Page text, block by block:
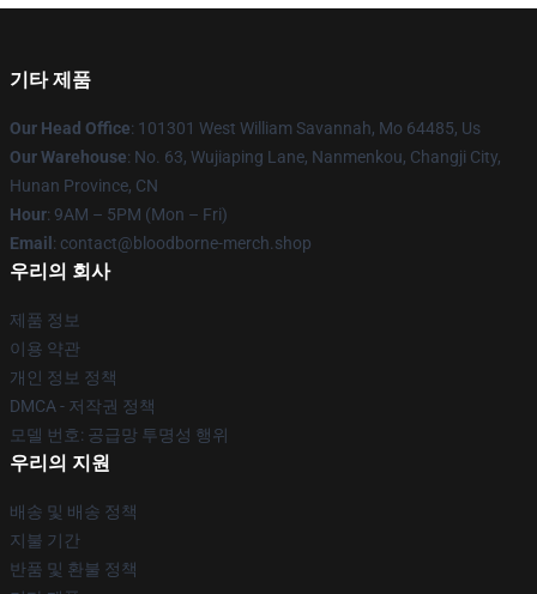
기타 제품
Our Head Office: 101301 West William Savannah, Mo 64485, Us
Our Warehouse: No. 63, Wujiaping Lane, Nanmenkou, Changji City,
Hunan Province, CN
Hour: 9AM – 5PM (Mon – Fri)
Email : contact@bloodborne-merch.shop
우리의 회사
제품 정보
이용 약관
개인 정보 정책
DMCA - 저작권 정책
모델 번호: 공급망 투명성 행위
우리의 지원
배송 및 배송 정책
지불 기간
반품 및 환불 정책